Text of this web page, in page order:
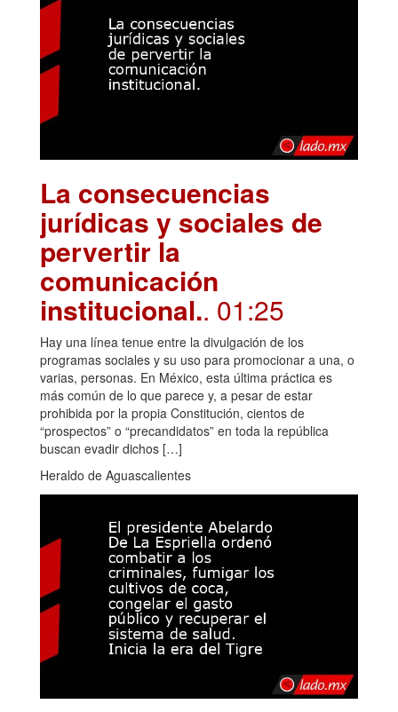
La consecuencias
jurídicas y sociales de
pervertir la
comunicación
institucional.. 01:25
Hay una línea tenue entre la divulgación de los
programas sociales y su uso para promocionar a una, o
varias, personas. En México, esta última práctica es
más común de lo que parece y, a pesar de estar
prohibida por la propia Constitución, cientos de
“prospectos” o “precandidatos” en toda la república
buscan evadir dichos […]
Heraldo de Aguascalientes